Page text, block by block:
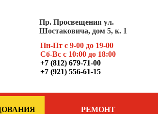
Пр. Просвещения ул.
Шостаковича, дом 5, к. 1
Пн-Пт с 9-00 до 19-00
Сб-Вс с 10:00 до 18:00
+7 (812) 679-71-00
+7 (921) 556-61-15
РЕМОНТ